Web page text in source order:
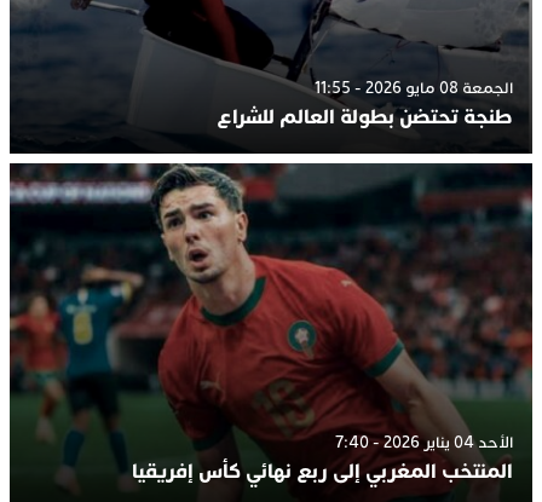
الجمعة 08 مايو 2026 - 11:55
طنجة تحتضن بطولة العالم للشراع
الأحد 04 يناير 2026 - 7:40
المنتخب المغربي إلى ربع نهائي كأس إفريقيا